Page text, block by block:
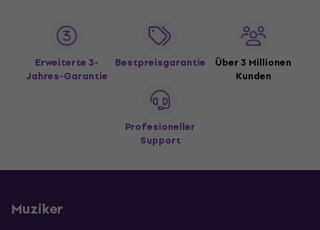
Erweiterte 3-
Jahres-Garantie
Bestpreisgarantie
Über 3 Millionen
Kunden
Profesioneller
Support
Muziker